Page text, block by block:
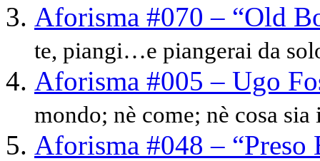
Aforisma #070 – “Old
te, piangi…e piangerai da
Aforisma #005 – Ugo
mondo; nè come; nè cosa
Aforisma #048 – “Preso